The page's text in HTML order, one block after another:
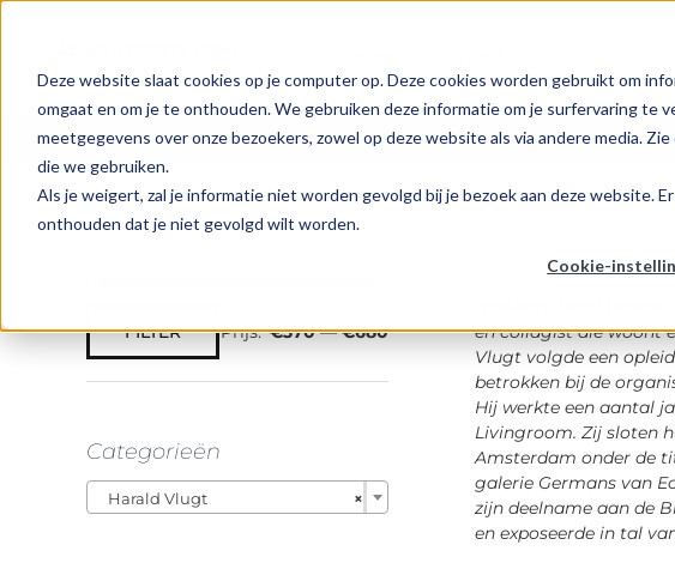
Deze website slaat cookies op je computer op. Deze cookies worden gebruikt om
omgaat en om je te onthouden. We gebruiken deze informatie om je surfervaring te
meetgegevens over onze bezoekers, zowel op deze website als via andere media.
die we gebruiken.
Als je weigert, zal je informatie niet worden gevolgd bij je bezoek aan deze website.
onthouden dat je niet gevolgd wilt worden.
Cookie-
Ga
Home>online galerie>Kunstenaars>Harald Vlugt
harald vlugt
en collagist die woont
Vlugt volgde een
betrokken bij de
Hij werkte een aantal
Livingroom. Zij sloten
Amsterdam onder de
galerie Germans van
zijn deelname aan de
en exposeerde in tal
FILTER Prijs:€370—€680
Categorieën

×
Harald Vlugt